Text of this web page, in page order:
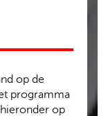
op de
programma
op